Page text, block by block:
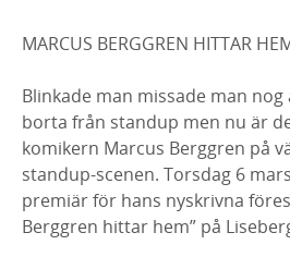
MARCUS BERGGREN HITTAR
Blinkade man missade man
borta från standup men nu är
komikern Marcus Berggren på
standup-scenen. Torsdag 6
premiär för hans nyskrivna
Berggren hittar hem” på